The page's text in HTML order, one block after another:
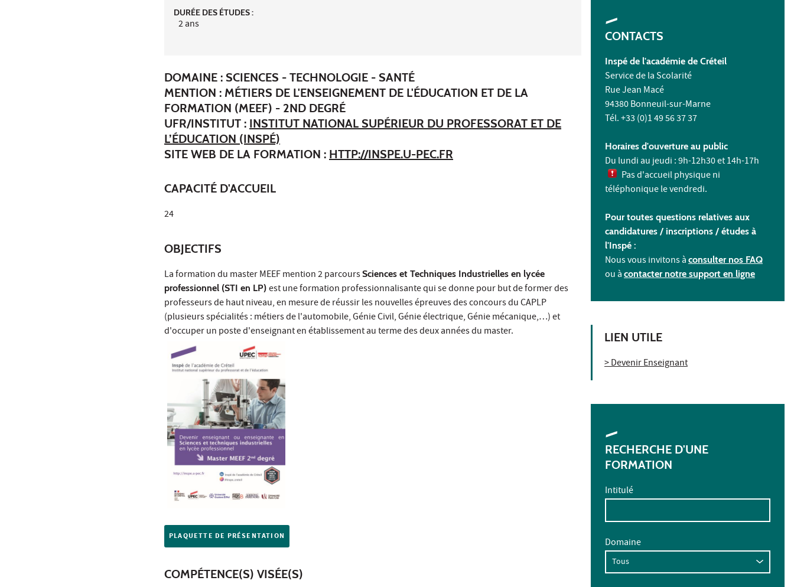
DURÉE DES ÉTUDES :
2 ans
DOMAINE : SCIENCES - TECHNOLOGIE - SANTÉ
MENTION : MÉTIERS DE L'ENSEIGNEMENT DE L'ÉDUCATION ET DE LA
FORMATION (MEEF) - 2ND DEGRÉ
UFR/INSTITUT : INSTITUT NATIONAL SUPÉRIEUR DU PROFESSORAT ET DE
L’ÉDUCATION (INSPÉ)
SITE WEB DE LA FORMATION : HTTP://INSPE.U-PEC.FR
CAPACITÉ D'ACCUEIL
24
OBJECTIFS
La formation du master MEEF mention 2 parcoursSciences et Techniques Industrielles en lycée
professionnel (STI en LP) est une formation professionnalisante qui se donne pour but de former des
professeurs de haut niveau, en mesure de réussir les nouvelles épreuves des concours du CAPLP
(plusieurs spécialités : métiers de l'automobile, Génie Civil, Génie électrique, Génie mécanique,…) et
d'occuper un poste d'enseignant en établissement au terme des deux années du master.
PLAQUETTE DE PRÉSENTATION
COMPÉTENCE(S) VISÉE(S)
CONTACTS
Inspé de l'académie de Créteil
Service de la Scolarité
Rue Jean Macé
94380 Bonneuil-sur-Marne
Tél. +33 (0)1 49 56 37 37
Horaires d'ouverture au public
Du lundi au jeudi : 9h-12h30 et 14h-17h
Pas d'accueil physique ni
téléphonique le vendredi.
Pour toutes questions relatives aux
candidatures / inscriptions / études à
l'Inspé :
Nous vous invitons à consulter nos FAQ
ou à contacter notre support en ligne
LIEN UTILE
> Devenir Enseignant
RECHERCHE D'UNE
FORMATION
Intitulé
Domaine